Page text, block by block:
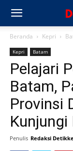
Beranda Kepri
Kepri Batam
Pelajari
Batam,
Provinsi
Penulis Redaksi